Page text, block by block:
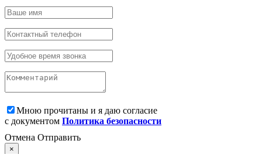
Мною прочитаны и я даю согласие
с документом Политика безопасности
Отмена Отправить
×